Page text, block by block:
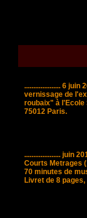
.................... 6 juin
vernissage de
roubaix" à l'Ecole
75012 Paris.
.................... juin
Courts Metrages
70 minutes de
Livret de 8